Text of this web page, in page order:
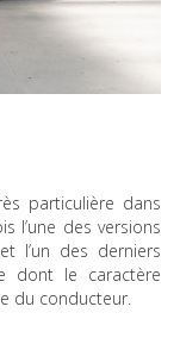
particulière dans
l’une des versions
l’un des derniers
dont le caractère
du conducteur.